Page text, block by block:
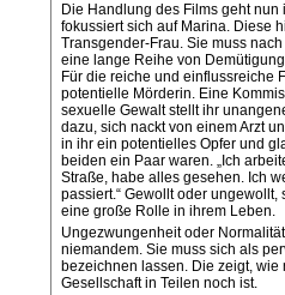
Die Handlung des Films geht
fokussiert sich auf Marina. Diese
Transgender-Frau. Sie muss
eine lange Reihe von
Für die reiche und einflussreiche
potentielle Mörderin. Eine
sexuelle Gewalt stellt ihr
dazu, sich nackt von einem Arzt
in ihr ein potentielles Opfer und
beiden ein Paar waren. „Ich
Straße, habe alles gesehen. Ich
passiert.“ Gewollt oder ungewollt,
eine große Rolle in ihrem Leben.
Ungezwungenheit oder
niemandem. Sie muss sich als
bezeichnen lassen. Die zeigt,
Gesellschaft in Teilen noch ist.